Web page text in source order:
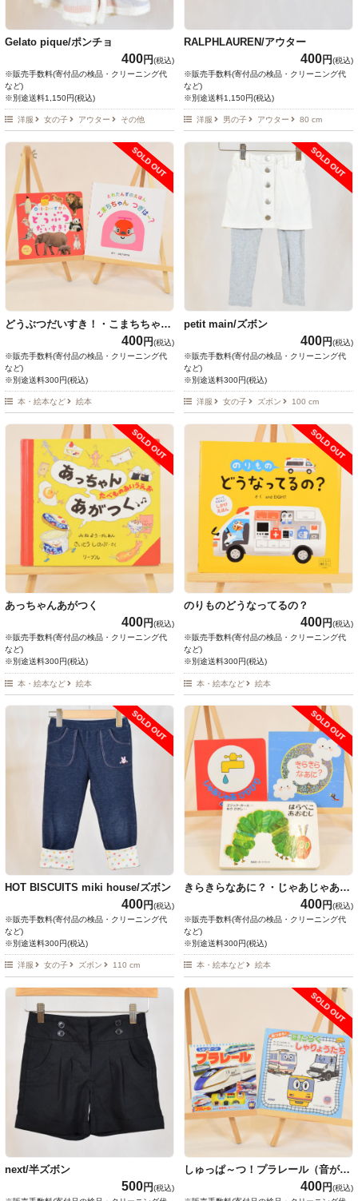
Gelato pique/ポンチョ
400円(税込)
※販売手数料(寄付品の検品・クリーニング代
など)
※別途送料1,150円(税込)
洋服 女の子 アウター その他
RALPHLAUREN/アウター
400円(税込)
※販売手数料(寄付品の検品・クリーニング代
など)
※別途送料1,150円(税込)
洋服 男の子 アウター 80 cm
SOLD OUT
どうぶつだいすき！・こまちちゃん
400円(税込)
※販売手数料(寄付品の検品・クリーニング代
など)
※別途送料300円(税込)
本・絵本など 絵本
SOLD OUT
petit main/ズボン
400円(税込)
※販売手数料(寄付品の検品・クリーニング代
など)
※別途送料300円(税込)
洋服 女の子 ズボン 100 cm
SOLD OUT
あっちゃんあがつく
400円(税込)
※販売手数料(寄付品の検品・クリーニング代
など)
※別途送料300円(税込)
本・絵本など 絵本
SOLD OUT
のりものどうなってるの？
400円(税込)
※販売手数料(寄付品の検品・クリーニング代
など)
※別途送料300円(税込)
本・絵本など 絵本
SOLD OUT
HOT BISCUITS miki house/ズボン
400円(税込)
※販売手数料(寄付品の検品・クリーニング代
など)
※別途送料300円(税込)
洋服 女の子 ズボン 110 cm
SOLD OUT
きらきらなあに？・じゃあじゃあび
りびり・はらぺこあおむし400円(税込)
※販売手数料(寄付品の検品・クリーニング代
など)
※別途送料300円(税込)
本・絵本など 絵本
next/半ズボン
500円(税込)
SOLD OUT
しゅっぱ～つ！プラレール（音が出
ます）・あつまれ！はたらくしゃり
ょうたち
400円(税込)